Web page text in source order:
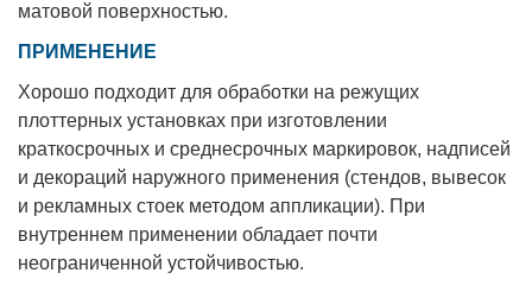
матовой поверхностью.
ПРИМЕНЕНИЕ
Хорошо подходит для обработки на режущих
плоттерных установках при изготовлении
краткосрочных и среднесрочных маркировок, надписей
и декораций наружного применения (стендов, вывесок
и рекламных стоек методом аппликации). При
внутреннем применении обладает почти
неограниченной устойчивостью.